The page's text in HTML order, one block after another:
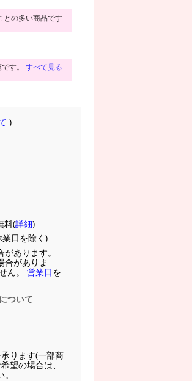
との多い商品です
す。 すべて見る
)
料(詳細)
日を除く)
あります。
合がありま
ん。 営業日を
ついて
ります(一部商
望の場合は、